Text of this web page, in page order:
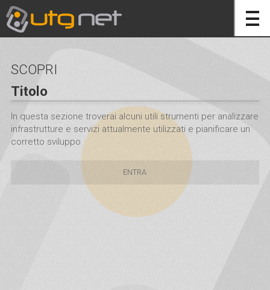
SCOPRI
Titolo
In questa sezione troverai alcuni utili strumenti per analizzare
infrastrutture e servizi attualmente utilizzati e pianificare un
corretto sviluppo
ENTRA